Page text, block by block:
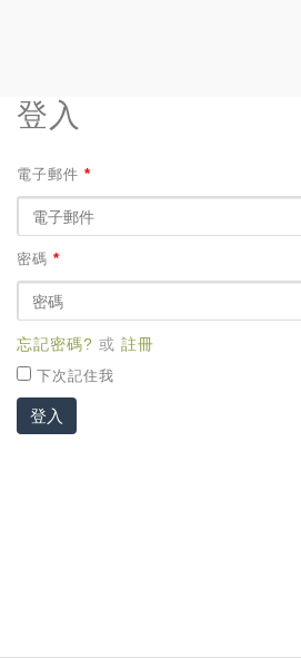
登入
電子郵件 *
密碼 *
忘記密碼? 或 註冊
下次記住我
登入